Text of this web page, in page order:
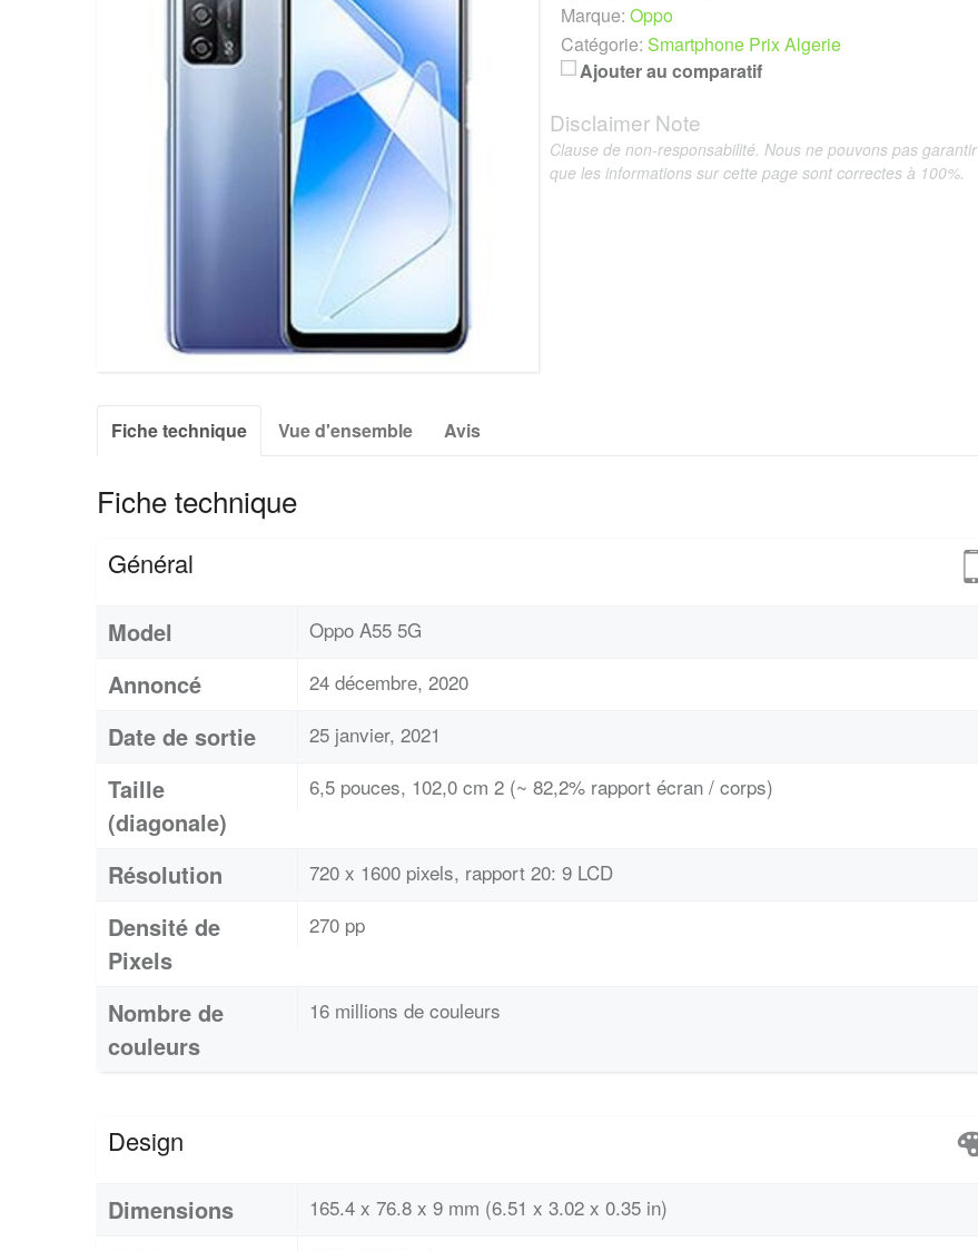
Marque: Oppo
Catégorie: Smartphone Prix Algerie
Ajouter au comparatif
Fiche technique Vue d'ensemble Avis
Fiche technique
Général
Model Oppo A55 5G
Annoncé 24 décembre, 2020
Date de sortie 25 janvier, 2021
Taille
(diagonale)
6,5 pouces, 102,0 cm 2 (~ 82,2% rapport écran / corps)
Résolution 720 x 1600 pixels, rapport 20: 9 LCD
Densité de
Pixels
270 pp
Nombre de
couleurs
16 millions de couleurs
Design
Dimensions 165.4 x 76.8 x 9 mm (6.51 x 3.02 x 0.35 in)
Disclaimer Note
Clause de non-responsabilité. Nous ne pouvons pas garantir
que les informations sur cette page sont correctes à 100%.